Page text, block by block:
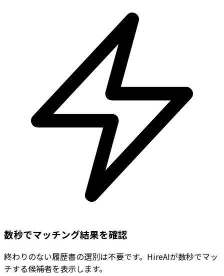
数秒でマッチング結果を確認
終わりのない履歴書の選別は不要です。HireAIが数秒でマッ
チする候補者を表示します。